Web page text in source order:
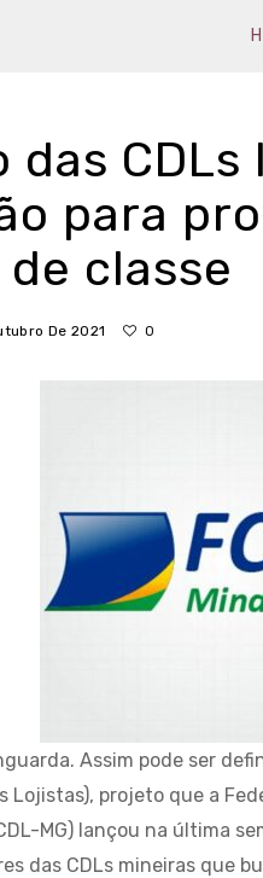
das CDLs
para
classe
De 2021 0
Assim pode ser
Lojistas), projeto que a
MG) lançou na última
das CDLs mineiras que